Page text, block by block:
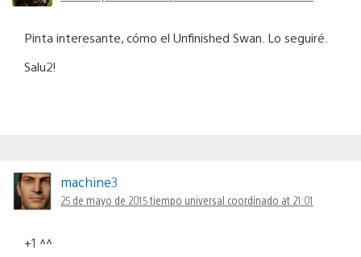
Pinta interesante, cómo el Unfinished Swan. Lo seguiré.
Salu2!
machine3
25 de mayo de 2015 tiempo universal coordinado at 21:01
+1 ^^